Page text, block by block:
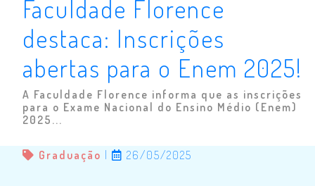
Faculdade Florence
destaca: Inscrições
abertas para o Enem 2025!
A Faculdade Florence informa que as inscrições
para o Exame Nacional do Ensino Médio (Enem)
2025...
Graduação | 26/05/2025